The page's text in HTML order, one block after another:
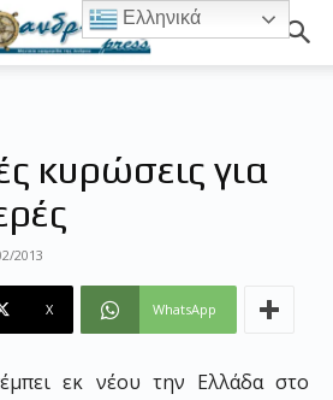
κυρώσεις για
2013
X WhatsApp
εκ νέου την Ελλάδα στο
Ελληνικά